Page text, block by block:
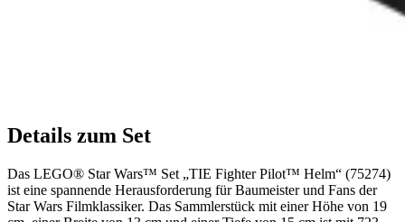
Details zum Set
Das LEGO® Star Wars™ Set „TIE Fighter Pilot™ Helm“ (75274)
ist eine spannende Herausforderung für Baumeister und Fans der
Star Wars Filmklassiker. Das Sammlerstück mit einer Höhe von 19